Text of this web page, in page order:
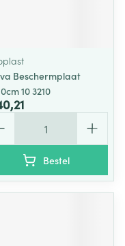
Beschermplaat
10 3210
Bestel